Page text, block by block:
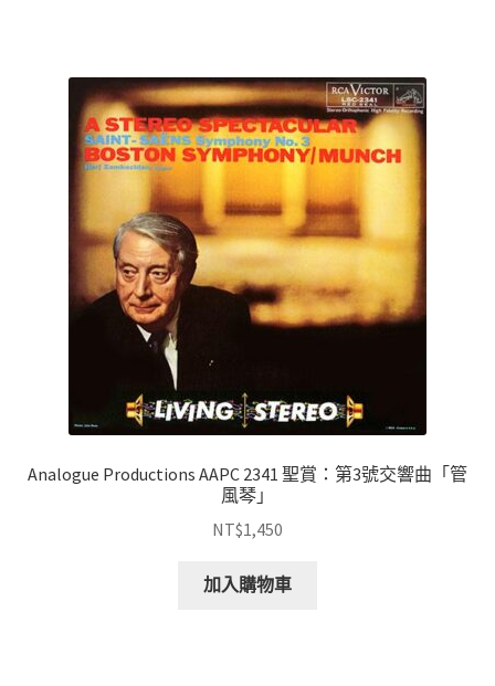
Analogue Productions AAPC 2341 聖賞：第3號交響曲「管
風琴」
NT$1,450
加入購物車